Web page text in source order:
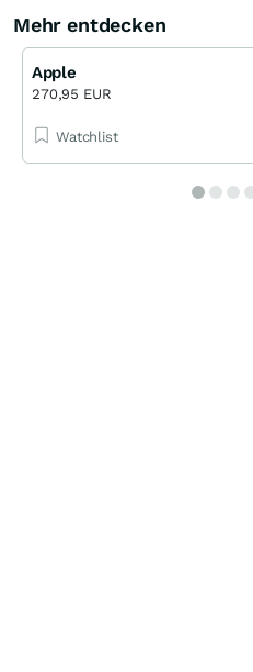
Mehr entdecken
Apple
270,95 EUR
Watchlist